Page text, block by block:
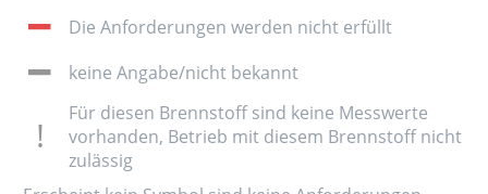
Die Anforderungen werden nicht erfüllt
keine Angabe/nicht bekannt
Für diesen Brennstoff sind keine Messwerte
vorhanden, Betrieb mit diesem Brennstoff nicht
zulässig